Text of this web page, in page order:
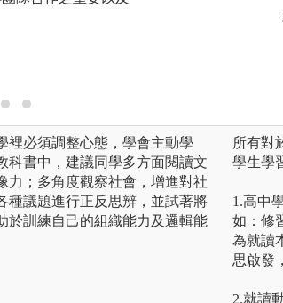
實務
裡必須調整心態，學會主動學
科書中，建議同學多方面閱讀文
力；多角度觀察社會，增進對社
種議題進行正反思辨，並試著將
於訓練自己的組織能力及邏輯能
所有對
學生學
1.高中
如：修
為就讀
思啟發
2.就讀